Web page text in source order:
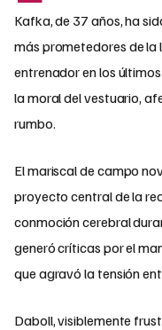
Kafka, de 37 años, ha
más prometedores de
entrenador en los
la moral del vestuario,
rumbo.
El mariscal de campo
proyecto central de la
conmoción cerebral
generó críticas por el
que agravó la tensión
Daboll, visiblemente